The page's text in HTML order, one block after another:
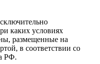
каких условиях
размещенные на
в соответствии со
РФ.